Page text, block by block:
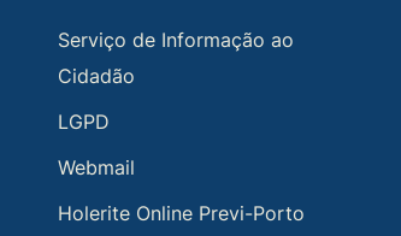
Serviço de Informação ao
Cidadão
LGPD
Webmail
Holerite Online Previ-Porto